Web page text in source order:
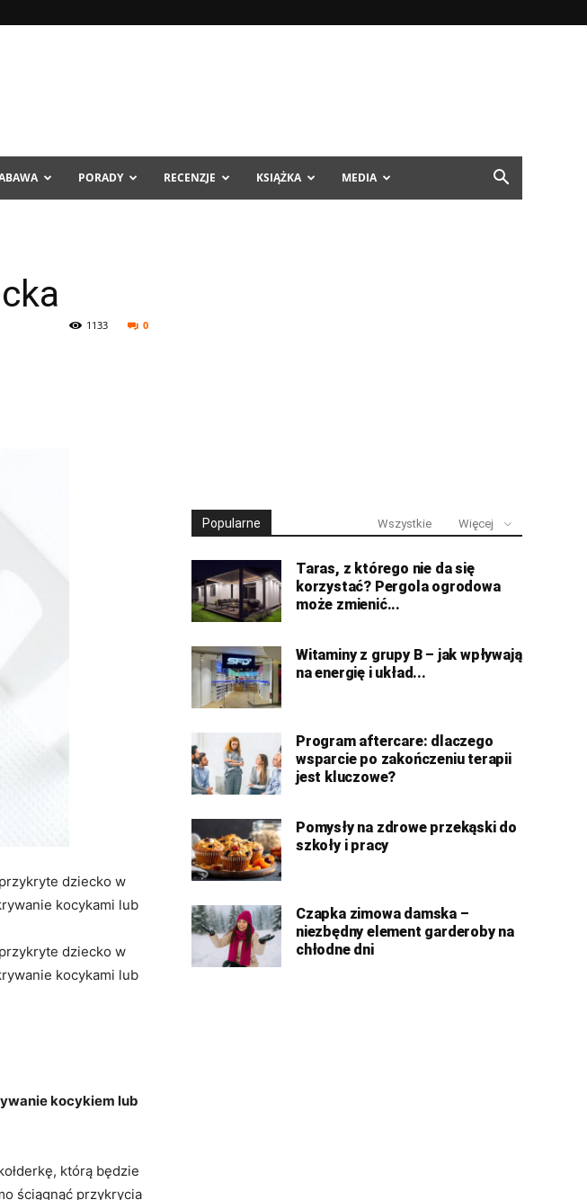
PORADY RECENZJE KSIĄŻKA MEDIA
0
1133
dziecko w
kocykami lub
dziecko w
kocykami lub
kocykiem lub
którą będzie
ściągnąć przykrycia
Popularne Wszystkie Więcej
Taras, z którego nie da się
korzystać? Pergola ogrodowa
może zmienić...
Witaminy z grupy B – jak wpływają
na energię i układ...
Program aftercare: dlaczego
wsparcie po zakończeniu terapii
jest kluczowe?
Pomysły na zdrowe przekąski do
szkoły i pracy
Czapka zimowa damska –
niezbędny element garderoby na
chłodne dni